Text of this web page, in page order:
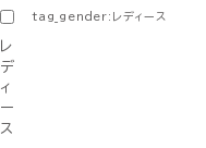
tag_gender:レディース
レ
デ
ィ
ー
ス